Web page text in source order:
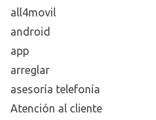
all4movil
android
app
arreglar
asesoría telefonía
Atención al cliente